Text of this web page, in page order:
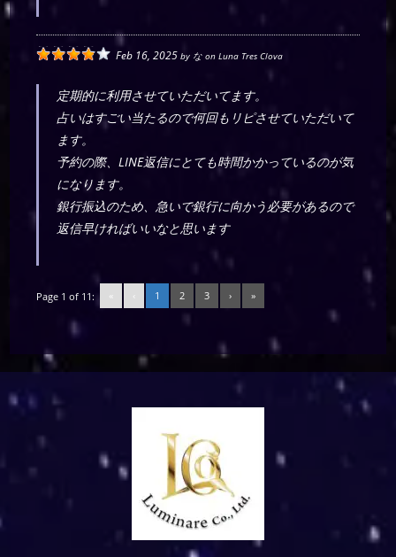
Feb 16, 2025 by な onLuna Tres Clova
定期的に利用させていただいてます。
占いはすごい当たるので何回もリピさせていただいて
ます。
予約の際、LINE返信にとても時間かかっているのが気
になります。
銀行振込のため、急いで銀行に向かう必要があるので
返信早ければいいなと思います
Page 1 of 11: « ‹ 1 2 3 › »